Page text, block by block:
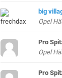
big
Opel
Pro
Opel
Pro